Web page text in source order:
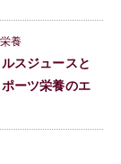
養
スジュースと
ーツ栄養のエ